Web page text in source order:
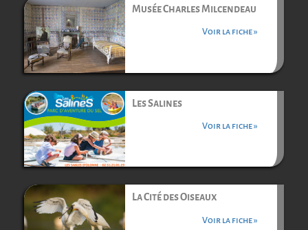
Musée Charles Milcendeau
Voir la fiche »
Les Salines
Voir la fiche »
La Cité des Oiseaux
Voir la fiche »